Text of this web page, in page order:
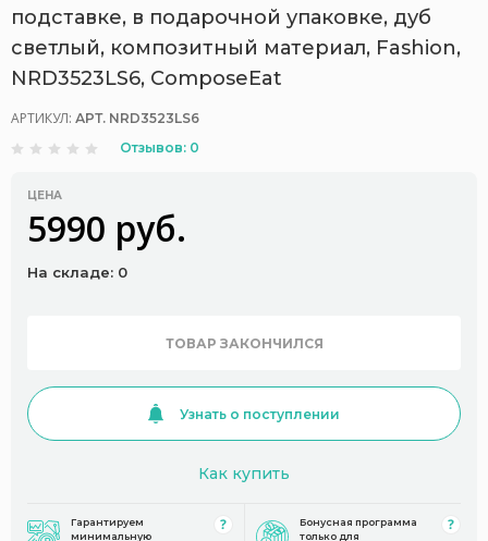
подставке, в подарочной упаковке, дуб
светлый, композитный материал, Fashion,
NRD3523LS6, ComposeEat
АРТИКУЛ: АРТ. NRD3523LS6
Отзывов: 0
ЦЕНА
5990 руб.
На складе: 0
ТОВАР ЗАКОНЧИЛСЯ
Узнать о поступлении
Как купить
Гарантируем
минимальную
Бонусная программа
только для